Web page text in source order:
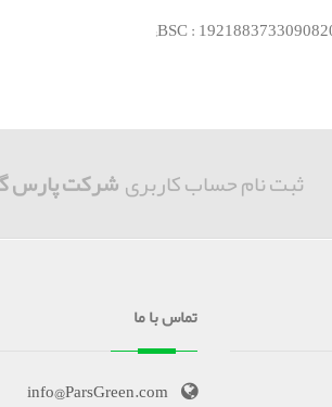
ثبت نام حساب کاربریشرکت پارس
تماس با ما
info@ParsGreen.com